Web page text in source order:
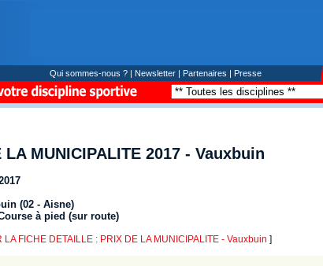
Qui sommes-nous ? | Newsletter | Partenaires | Presse
LA MUNICIPALITE 2017 - Vauxbuin
(02 - Aisne)
à pied (sur route)
LA FICHE DETAILLE : PRIX DE LA MUNICIPALITE - Vauxbuin ]